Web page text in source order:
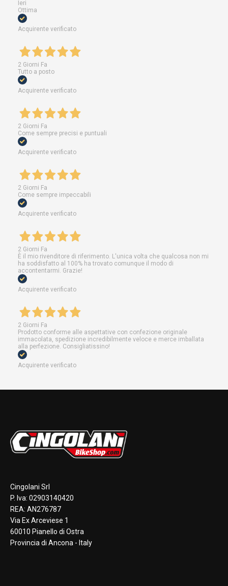
Ieri
Ottima
Acquirente verificato
2 Giorni Fa
Tutto a posto
Acquirente verificato
2 Giorni Fa
Come sempre precisi e puntuali
Acquirente verificato
2 Giorni Fa
Come sempre impeccabili
Acquirente verificato
2 Giorni Fa
È il mio rivenditore di riferimento. L'unica volta che qualcosa non mi
ha soddisfatto al 100% ha trovato comunque il modo di
accontentarmi. Grazie!
Acquirente verificato
2 Giorni Fa
Prodotto conforme alle aspettative con confezione originale
immacolata, spedizione incredibilmente veloce e merce imballata
alla perfezione. Consigliatissino!
Acquirente verificato
Cingolani Srl
P. Iva: 02903140420
REA: AN276787
Via Ex Arceviese 1
60010 Pianello di Ostra
Provincia di Ancona - Italy